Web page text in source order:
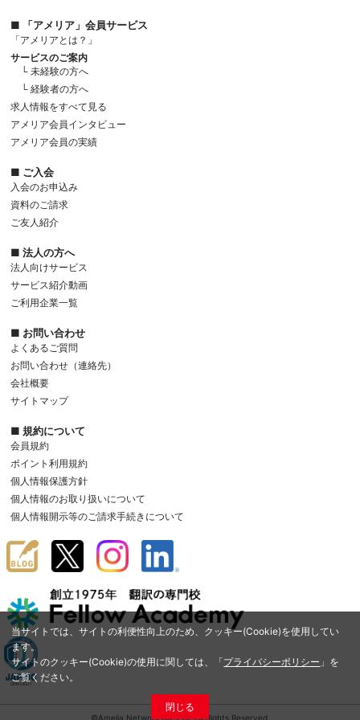
当サイトでは、サイトの利便性向上のため、クッキー(Cookie)を使用してい
ます。
サイトのクッキー(Cookie)の使用に関しては、「プライバシーポリシー 」を
ご覧ください。
閉じる
■ 「アメリア」会員サービス
「アメリアとは？」
サービスのご案内
└ 未経験の方へ
└ 経験者の方へ
求人情報をすべて見る
アメリア会員インタビュー
アメリア会員の実績
■ ご入会
入会のお申込み
資料のご請求
ご友人紹介
■ 法人の方へ
法人向けサービス
サービス紹介動画
ご利用企業一覧
■ お問い合わせ
よくあるご質問
お問い合わせ（連絡先）
会社概要
サイトマップ
■ 規約について
会員規約
ポイント利用規約
個人情報保護方針
個人情報のお取り扱いについて
個人情報開示等のご請求手続きについて
©Amelia Network Co.,Ltd. All Rights Reserved.